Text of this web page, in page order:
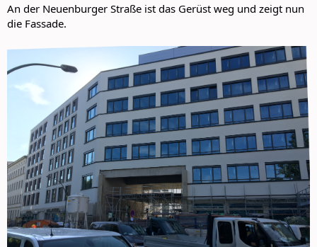
An der Neuenburger Straße ist das Gerüst weg und zeigt nun
die Fassade.